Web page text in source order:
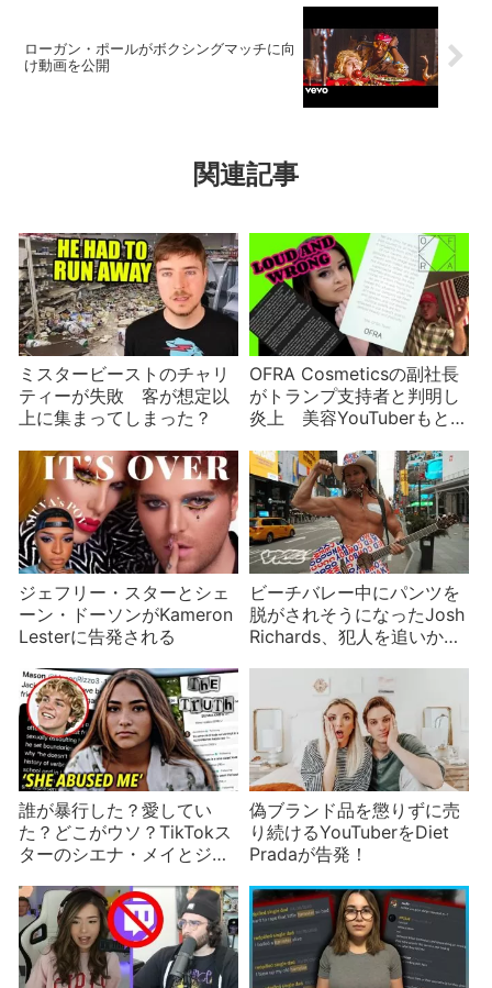
ローガン・ポールがボクシングマッチに向
け動画を公開
関連記事
ミスタービーストのチャリ
ティーが失敗 客が想定以
上に集まってしまった？
OFRA Cosmeticsの副社長
がトランプ支持者と判明し
炎上 美容YouTuberもとば
を消す
ジェフリー・スターとシェ
ーン・ドーソンがKameron
Lesterに告発される
ビーチバレー中にパンツを
脱がされそうになったJosh
Richards、犯人を追いかけ
を脱がされそうになった別
の有名人の話も
誰が暴行した？愛してい
た？どこがウソ？TikTokス
ターのシエナ・メイとジャ
疑問だらけ
偽ブランド品を懲りずに売
り続けるYouTuberをDiet
Pradaが告発！